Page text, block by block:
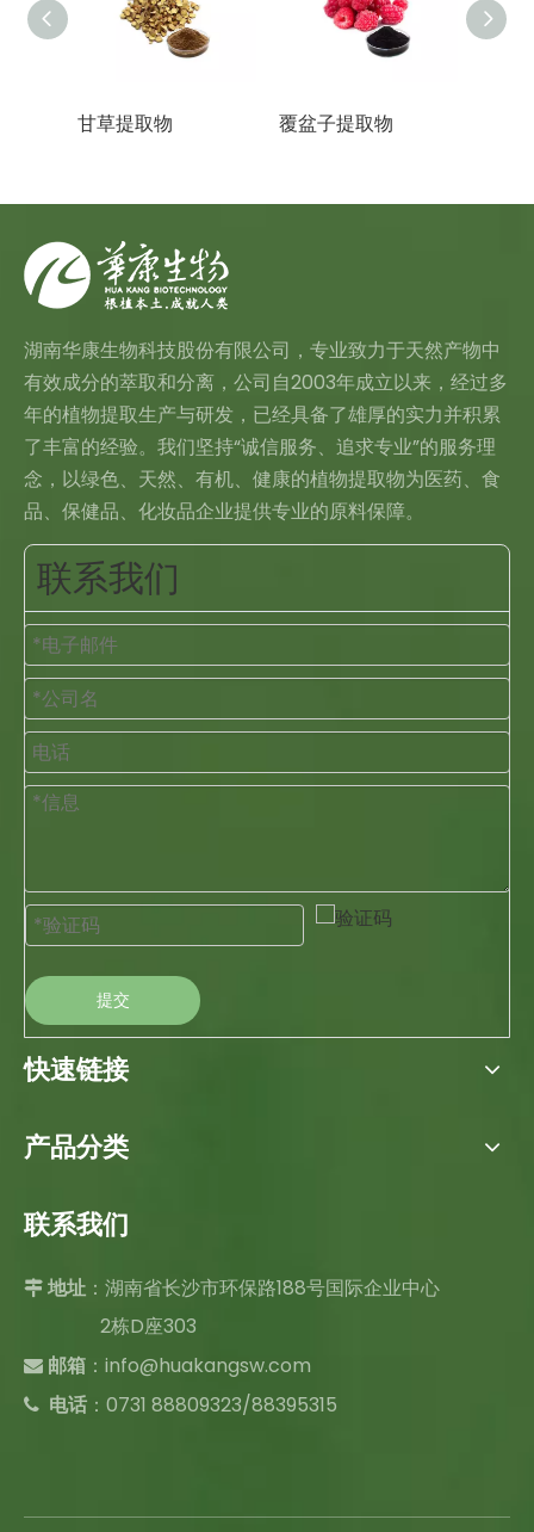
甘草提取物 覆盆子提取物
湖南华康生物科技股份有限公司，专业致力于天然产物中
有效成分的萃取和分离，公司自2003年成立以来，经过多
年的植物提取生产与研发，已经具备了雄厚的实力并积累
了丰富的经验。我们坚持“诚信服务、追求专业”的服务理
念，以绿色、天然、有机、健康的植物提取物为医药、食
品、保健品、化妆品企业提供专业的原料保障。
联系我们
提交
快速链接
产品分类
联系我们
 地址 ：湖南省长沙市环保路188号国际企业中心
2栋D座303
 邮箱 ： info@huakangsw.com
 电话 ：0731 88809323/88395315